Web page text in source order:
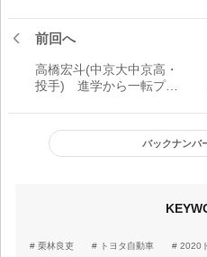
前回へ
高橋宏斗(中京大中京高・
投手) 進学から一転プロ
「ドラフトまでにワンラ
ンク、ツーランクでも上
げていきたい」
バックナンバ
栗林良吏 トヨタ自動車 2020